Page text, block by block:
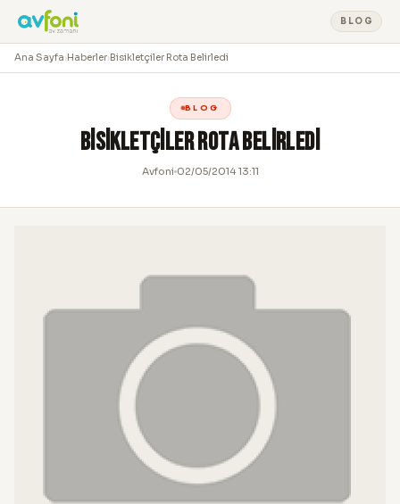
BLOG
Ana Sayfa›Haberler›Bisikletçiler Rota Belirledi
BLOG
Bisikletçiler Rota Belirledi
Avfoni 02/05/2014 13:11